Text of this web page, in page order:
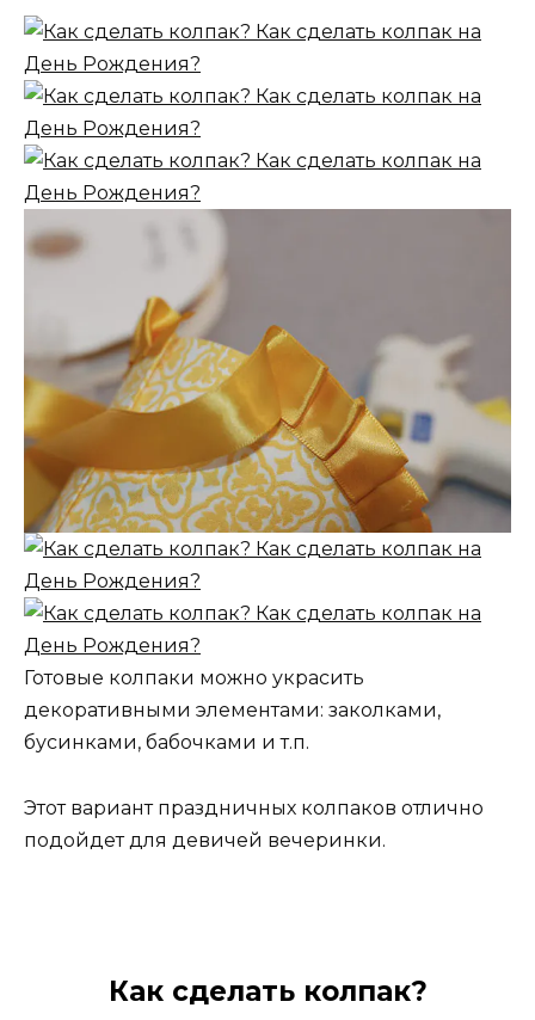
Готовые колпаки можно украсить
декоративными элементами: заколками,
бусинками, бабочками и т.п.
Этот вариант праздничных колпаков отлично
подойдет для девичей вечеринки.
Как сделать колпак?